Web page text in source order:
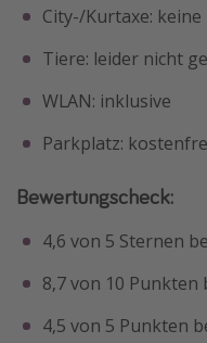
City-/Kurtaxe: keine
Tiere: leider nicht
WLAN: inklusive
Parkplatz:
Bewertungscheck:
4,6 von 5 Sternen
8,7 von 10 Punkten
4,5 von 5 Punkten